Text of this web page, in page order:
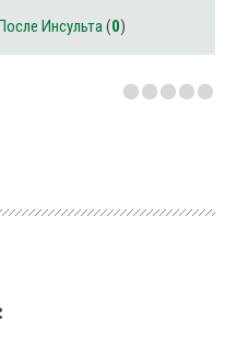
Инсульта(0)